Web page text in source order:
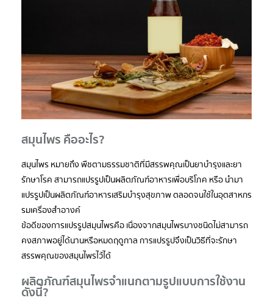
สมุนไพร คืออะไร?
สมุนไพร หมายถึง พืชตามธรรมชาติที่มีสรรพคุณเป็นยาบํารุงและยา
รักษาโรค สามารถแปรรูปเป็นผลิตภัณฑ์อาหารเพื่อบริโภค หรือ นำมา
แปรรูปเป็นผลิตภัณฑ์อาหารเสริมบํารุงสุขภาพ ตลอดจนใช้ในอุตสาหกร
รมเครื่องสําอางค์
ข้อดีของการแปรรูปสมุนไพรคือ เนื่องจากสมุนไพรบางชนิดไม่สามารถ
คงสภาพอยู่ได้นานหรือหมดฤดูกาล การแปรรูปจึงเป็นวิธีที่จะรักษา
สรรพคุณของสมุนไพรไว้ได้
ผลิตภัณฑ์สมุนไพรจำแนกตามรูปแบบการใช้งาน
ดังนี้?